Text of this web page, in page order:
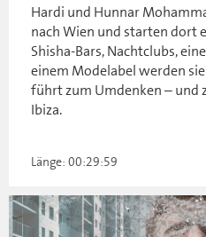
Hardi und Hunnar
nach Wien und starten dort
Shisha-Bars, Nachtclubs,
einem Modelabel werden
führt zum Umdenken – und
Ibiza.
Länge: 00:29:59